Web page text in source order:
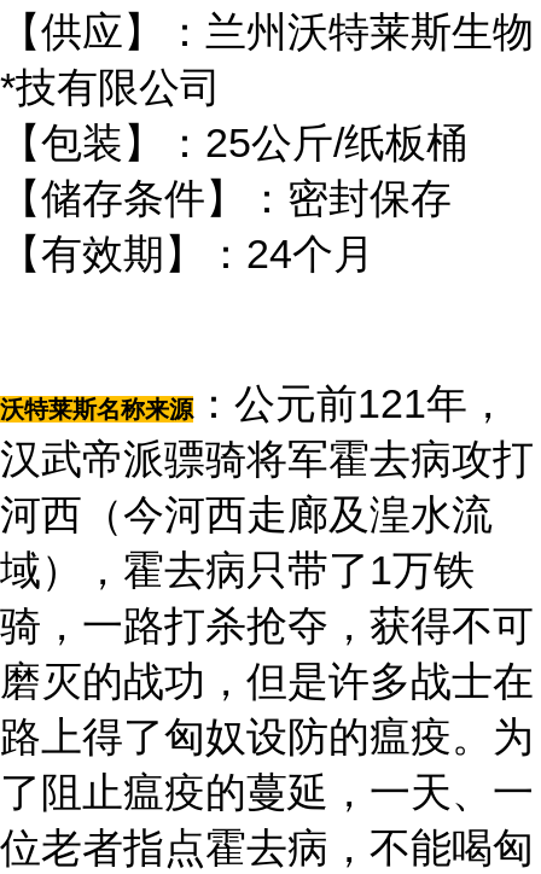
【供应】：兰州沃特莱斯生物
*技有限公司
【包装】：25公斤/纸板桶
【储存条件】：密封保存
【有效期】：24个月
沃特莱斯名称来源
：公元前121年，
汉武帝派骠骑将军霍去病攻打
河西（今河西走廊及湟水流
域），霍去病只带了1万铁
骑，一路打杀抢夺，获得不可
磨灭的战功，但是许多战士在
路上得了匈奴设防的瘟疫。为
了阻止瘟疫的蔓延，一天、一
位老者指点霍去病，不能喝匈